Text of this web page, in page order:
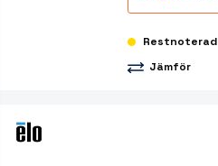
Restnoterad
Jämför